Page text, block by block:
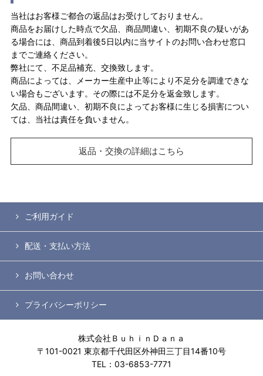
当社はお客様ご都合の返品はお受けしておりません。
商品をお届けした時点で欠品、商品間違い、初期不良の疑いがあ
る場合には、商品到着後5日以内に当サイトのお問い合わせ窓口
までご連絡ください。
弊社にて、不足品補充、交換致します。
商品によっては、メーカー生産中止等により不足分を調達できな
い場合もございます。その際には不足分を返金致します。
欠品、商品間違い、初期不良によってお客様に生じる損害につい
ては、当社は責任を負いません。
返品・交換の詳細はこちら
ご利用ガイド
配送・支払い方法
お問い合わせ
プライバシーポリシー
株式会社ＢｕｈｉｎＤａｎａ
〒101-0021 東京都千代田区外神田三丁目14番10号
TEL：03-6853-7771